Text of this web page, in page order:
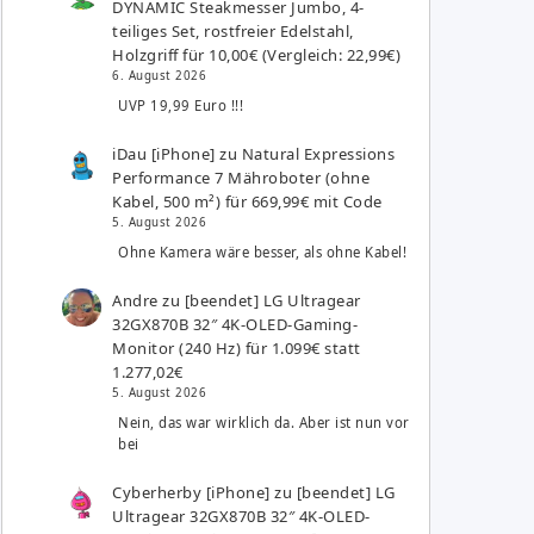
DYNAMIC Steakmesser Jumbo, 4-
teiliges Set, rostfreier Edelstahl,
Holzgriff für 10,00€ (Vergleich: 22,99€)
6. August 2026
UVP 19,99 Euro !!!
iDau [iPhone] zu Natural Expressions
Performance 7 Mähroboter (ohne
Kabel, 500 m²) für 669,99€ mit Code
5. August 2026
Ohne Kamera wäre besser, als ohne Kabel!
Andre zu [beendet] LG Ultragear
32GX870B 32″ 4K-OLED-Gaming-
Monitor (240 Hz) für 1.099€ statt
1.277,02€
5. August 2026
Nein, das war wirklich da. Aber ist nun vor
bei
Cyberherby [iPhone] zu [beendet] LG
Ultragear 32GX870B 32″ 4K-OLED-